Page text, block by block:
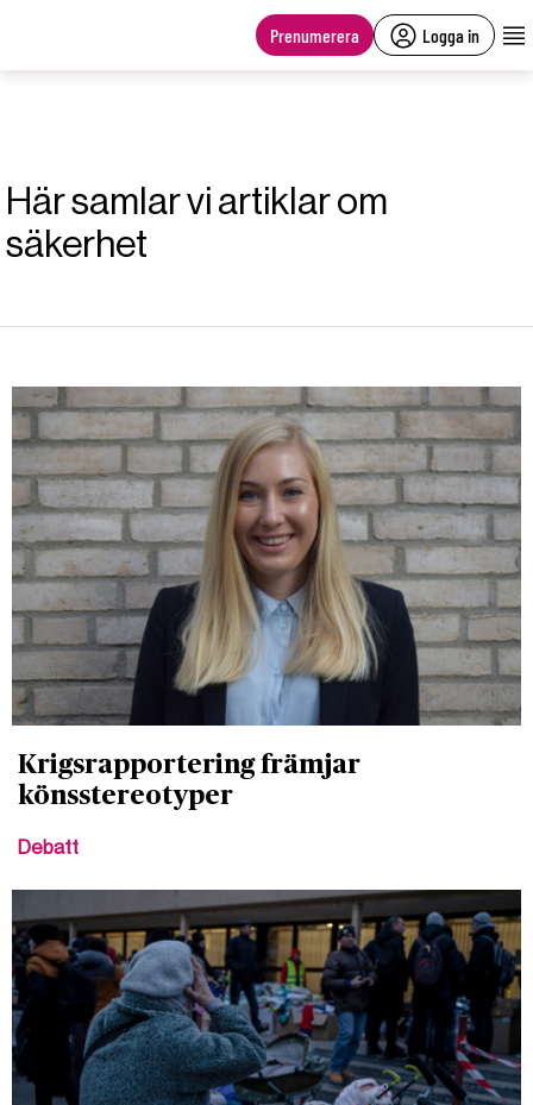
Prenumerera Logga in
Här samlar vi artiklar om
säkerhet
Krigsrapportering främjar
könsstereotyper
Debatt